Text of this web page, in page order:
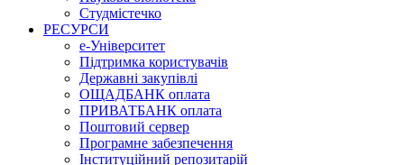
Студмістечко
РЕСУРСИ
е-Університет
Підтримка користувачів
Державні закупівлі
ОЩАДБАНК оплата
ПРИВАТБАНК оплата
Поштовий сервер
Програмне забезпечення
Інституційний репозитарій